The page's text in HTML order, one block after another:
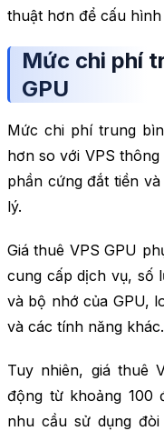
thuật hơn để cấu hình
Mức chi phí
GPU
Mức chi phí trung
hơn so với VPS
phần cứng đắt tiền
lý.
Giá thuê VPS GPU
cung cấp dịch vụ, số
và bộ nhớ của GPU,
và các tính năng khác.
Tuy nhiên, giá thuê
động từ khoảng 100
nhu cầu sử dụng